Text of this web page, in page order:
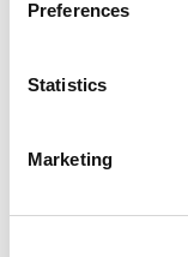
Preferences
Statistics
Marketing
数の表面を処理。